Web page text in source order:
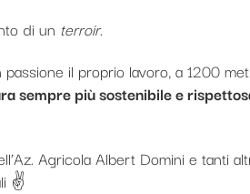
di un terroir.
il proprio lavoro, a 1200
sempre più sostenibile e
Agricola Albert Domini e tanti
✌